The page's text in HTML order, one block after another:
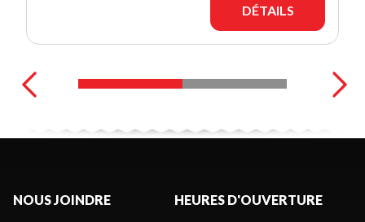
DÉTAILS
NOUS JOINDRE HEURES D'OUVERTURE